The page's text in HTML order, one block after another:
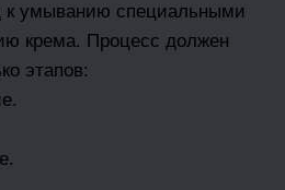
к умыванию специальными
крема. Процесс должен
этапов: